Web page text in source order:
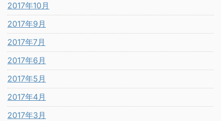
2017年10月
2017年9月
2017年7月
2017年6月
2017年5月
2017年4月
2017年3月